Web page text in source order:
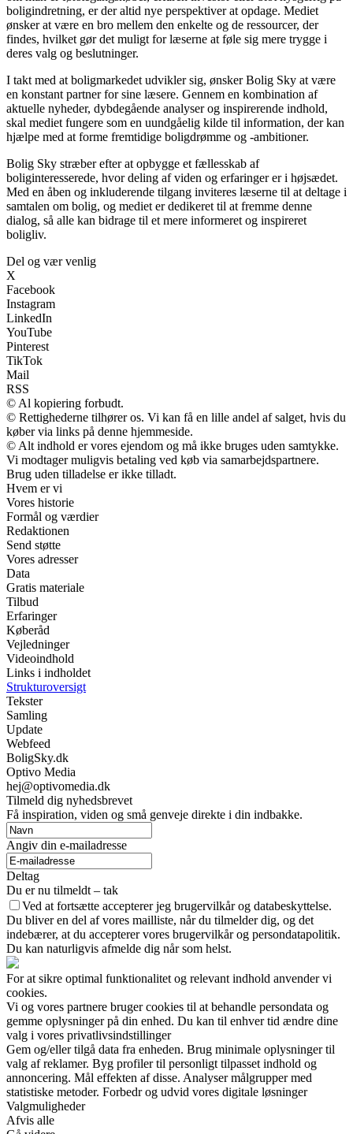
boligindretning, er der altid nye perspektiver at opdage. Mediet
ønsker at være en bro mellem den enkelte og de ressourcer, der
findes, hvilket gør det muligt for læserne at føle sig mere trygge i
deres valg og beslutninger.
I takt med at boligmarkedet udvikler sig, ønsker Bolig Sky at være
en konstant partner for sine læsere. Gennem en kombination af
aktuelle nyheder, dybdegående analyser og inspirerende indhold,
skal mediet fungere som en uundgåelig kilde til information, der kan
hjælpe med at forme fremtidige boligdrømme og -ambitioner.
Bolig Sky stræber efter at opbygge et fællesskab af
boliginteresserede, hvor deling af viden og erfaringer er i højsædet.
Med en åben og inkluderende tilgang inviteres læserne til at deltage i
samtalen om bolig, og mediet er dedikeret til at fremme denne
dialog, så alle kan bidrage til et mere informeret og inspireret
boligliv.
Del og vær venlig
X
Facebook
Instagram
LinkedIn
YouTube
Pinterest
TikTok
Mail
RSS
© Al kopiering forbudt.
© Rettighederne tilhører os. Vi kan få en lille andel af salget, hvis du
køber via links på denne hjemmeside.
© Alt indhold er vores ejendom og må ikke bruges uden samtykke.
Vi modtager muligvis betaling ved køb via samarbejdspartnere.
Brug uden tilladelse er ikke tilladt.
Hvem er vi
Vores historie
Formål og værdier
Redaktionen
Send støtte
Vores adresser
Data
Gratis materiale
Tilbud
Erfaringer
Køberåd
Vejledninger
Videoindhold
Links i indholdet
Strukturoversigt
Tekster
Samling
Update
Webfeed
BoligSky.dk
Optivo Media
hej@optivomedia.dk
Tilmeld dig nyhedsbrevet
Få inspiration, viden og små genveje direkte i din indbakke.
Angiv din e-mailadresse
Deltag
Du er nu tilmeldt – tak
Ved at fortsætte accepterer jeg brugervilkår og databeskyttelse.
Du bliver en del af vores mailliste, når du tilmelder dig, og det
indebærer, at du accepterer vores brugervilkår og persondatapolitik.
Du kan naturligvis afmelde dig når som helst.
For at sikre optimal funktionalitet og relevant indhold anvender vi
cookies.
Vi og vores partnere bruger cookies til at behandle persondata og
gemme oplysninger på din enhed. Du kan til enhver tid ændre dine
valg i vores privatlivsindstillinger
Gem og/eller tilgå data fra enheden. Brug minimale oplysninger til
valg af reklamer. Byg profiler til personligt tilpasset indhold og
annoncering. Mål effekten af disse. Analyser målgrupper med
statistiske metoder. Forbedr og udvid vores digitale løsninger
Valgmuligheder
Afvis alle